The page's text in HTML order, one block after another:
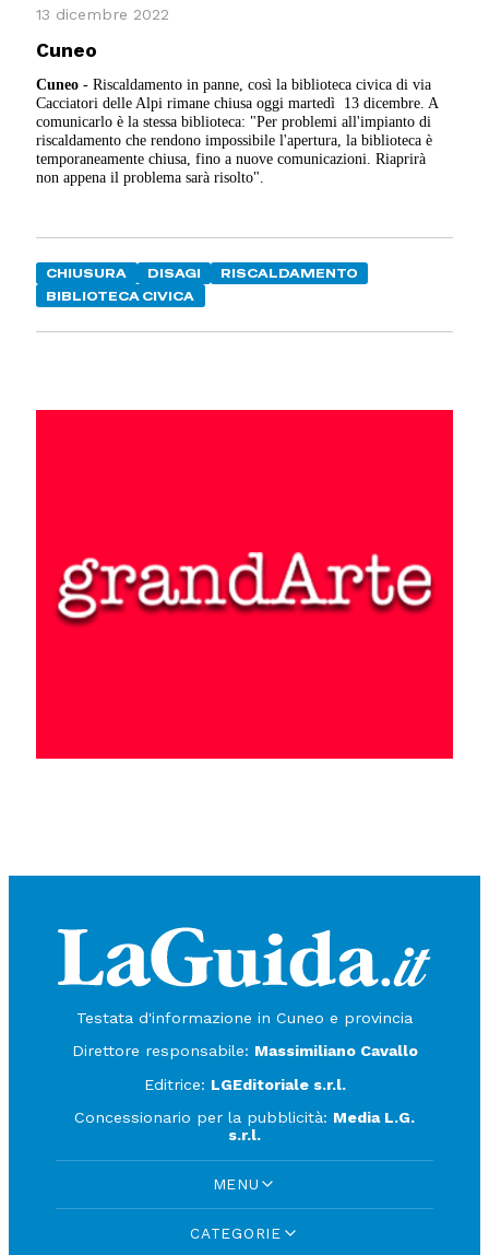
13 dicembre 2022
Cuneo
Cuneo - Riscaldamento in panne, così la biblioteca civica di via
Cacciatori delle Alpi rimane chiusa oggi martedì 13 dicembre. A
comunicarlo è la stessa biblioteca: "Per problemi all'impianto di
riscaldamento che rendono impossibile l'apertura, la biblioteca è
temporaneamente chiusa, fino a nuove comunicazioni. Riaprirà
non appena il problema sarà risolto".
CHIUSURA DISAGI
RISCALDAMENTO
BIBLIOTECA CIVICA
Testata d'informazione in Cuneo e provincia
Direttore responsabile: Massimiliano Cavallo
Editrice: LGEditoriale s.r.l.
Concessionario per la pubblicità: Media L.G.
s.r.l.
MENU
CATEGORIE